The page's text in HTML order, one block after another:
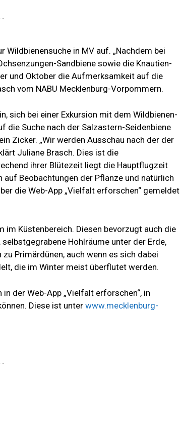
-
Wildbienensuche in MV auf. „Nachdem bei
Sandbiene sowie die Knautien-
und Oktober die Aufmerksamkeit auf die
vom NABU Mecklenburg-Vorpommern.
sich bei einer Exkursion mit dem Wildbienen-
die Suche nach der Salzastern-Seidenbiene
Zicker. „Wir werden Ausschau nach der der
Juliane Brasch. Dies ist die
ihrer Blütezeit liegt die Hauptflugzeit
Beobachtungen der Pflanze und natürlich
die Web-App „Vielfalt erforschen“ gemeldet
im Küstenbereich. Diesen bevorzugt auch die
Hohlräume unter der Erde,
Primärdünen, auch wenn es sich dabei
die im Winter meist überflutet werden.
der Web-App „Vielfalt erforschen“, in
Diese ist unter www.mecklenburg-
-